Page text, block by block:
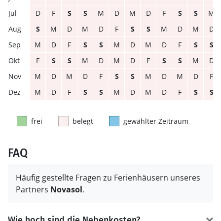
D
F S S M D M D F S S
M
S
M D M D F S S M D M
D
M
D F S S M D M D F S
S
F
S S M D M D F S S M
D
M
D M D F S S M D M D
F
M
D F S S M D M D F S S
frei belegt gewählter Zeitraum
FAQ
Häufig gestellte Fragen zu Ferienhäusern unseres
Partners Novasol.